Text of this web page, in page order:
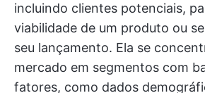
incluindo clientes potenciais,
viabilidade de um produto ou
seu lançamento. Ela se
mercado em segmentos com
fatores, como dados